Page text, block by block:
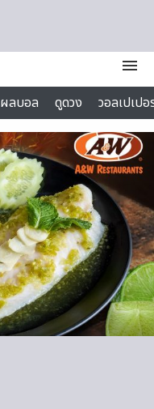
menu
ผลบอล ดูดวง
วอลเปเป